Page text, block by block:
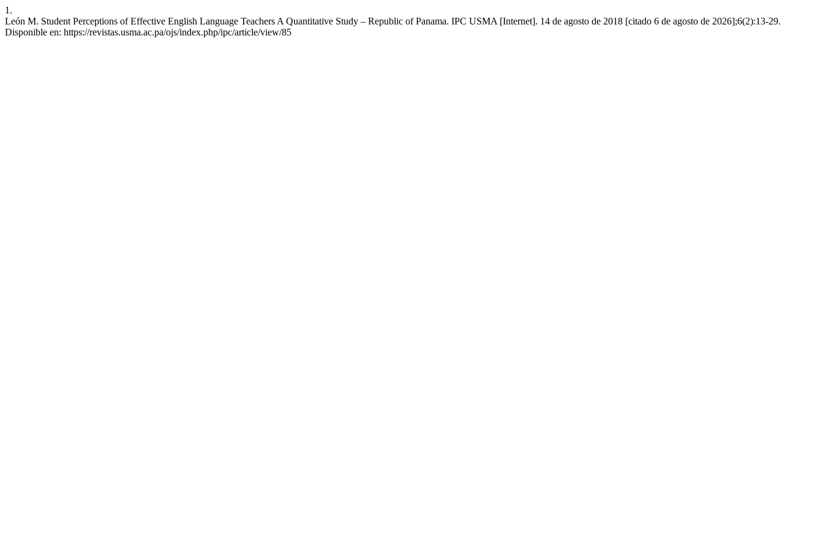
1.
León M. Student Perceptions of Effective English Language Teachers A Quantitative Study – Republic of Panama. IPC USMA [Internet]. 14 de agosto de 2018 [citado 6 de agosto de 2026];6(2):13-29.
Disponible en: https://revistas.usma.ac.pa/ojs/index.php/ipc/article/view/85